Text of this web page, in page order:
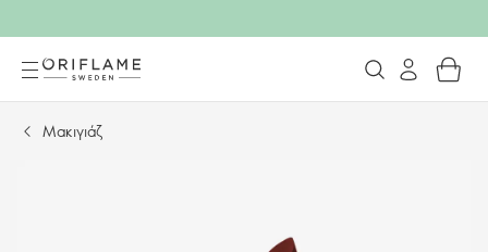
Μακιγιάζ